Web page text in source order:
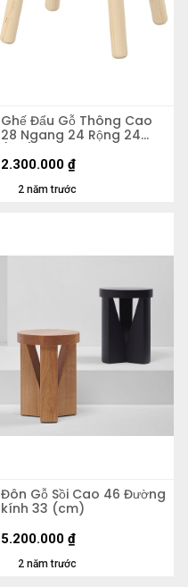
Ghế Đẩu Gỗ Thông Cao
28 Ngang 24 Rộng 24
(cm)
2 năm trước
2.300.000 ₫
Đôn Gỗ Sồi Cao 46 Đường
kính 33 (cm)
2 năm trước
5.200.000 ₫